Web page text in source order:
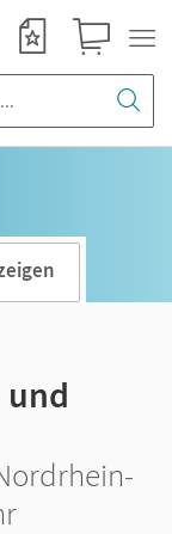
und